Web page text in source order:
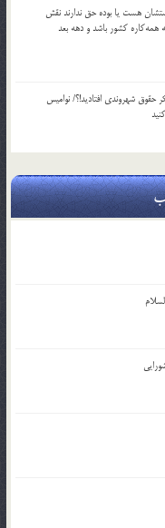
هست یا بوده حق ندارند نقش
همه‌کاره کشور باشد و دهه بعد
حقوق شهروندی افتادید!؟/ نوامیس